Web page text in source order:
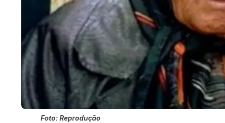
Foto: Reprodução